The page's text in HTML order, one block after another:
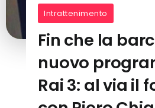
Intrattenimento
Fin che la
nuovo
Rai 3: al via il